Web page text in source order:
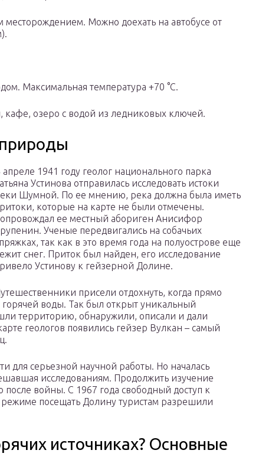
месторождением. Можно доехать на автобусе от
Максимальная температура +70 °С.
озеро с водой из ледниковых ключей.
апреле 1941 году геолог национального парка
Устинова отправилась исследовать истоки
Шумной. По ее мнению, река должна была иметь
которые на карте не были отмечены.
ее местный абориген Анисифор
Ученые передвигались на собачьих
так как в это время года на полуострове еще
снег. Приток был найден, его исследование
Устинову к гейзерной Долине.
присели отдохнуть, когда прямо
воды. Так был открыт уникальный
территорию, обнаружили, описали и дали
геологов появились гейзер Вулкан – самый
для серьезной научной работы. Но началась
исследованиям. Продолжить изучение
после войны. С 1967 года свободный доступ к
посещать Долину туристам разрешили
источниках? Основные